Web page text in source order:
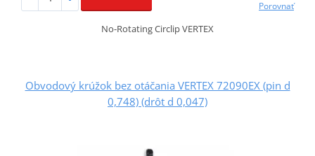
Porovnať
No-Rotating Circlip VERTEX
Obvodový krúžok bez otáčania VERTEX 72090EX (pin d
0,748) (drôt d 0,047)